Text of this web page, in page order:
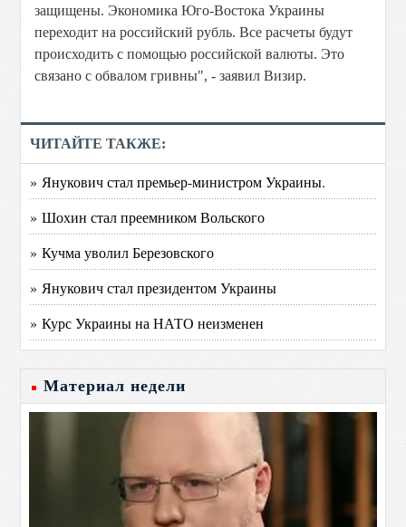
защищены. Экономика Юго-Востока Украины
переходит на российский рубль. Все расчеты будут
происходить с помощью российской валюты. Это
связано с обвалом гривны", - заявил Визир.
ЧИТАЙТЕ ТАКЖЕ:
» Янукович стал премьер-министром Украины.
» Шохин стал преемником Вольского
» Кучма уволил Березовского
» Янукович стал президентом Украины
» Курс Украины на НАТО неизменен
Материал недели